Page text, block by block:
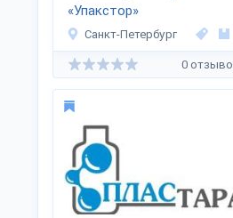
«Упакстор»
Санкт-Петербург
0